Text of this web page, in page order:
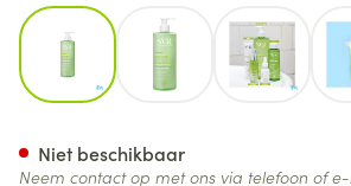
View larger imageView larger image
View
Niet beschikbaar
Neem contact op met ons via telefoon of